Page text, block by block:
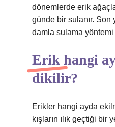
dönemlerde erik
günde bir sulanır. Son
damla sulama
Erik hangi
dikilir?
Erikler hangi ayda
kışların ılık geçtiği bir